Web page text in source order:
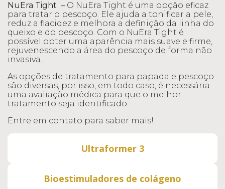
NuEra Tight – O NuEra Tight é uma opção eficaz
para tratar o pescoço. Ele ajuda a tonificar a pele,
reduz a flacidez e melhora a definição da linha do
queixo e do pescoço. Com o NuEra Tight é
possível obter uma aparência mais suave e firme,
rejuvenescendo a área do pescoço de forma não
invasiva.
As opções de tratamento para papada e pescoço
são diversas, por isso, em todo caso, é necessária
uma avaliação médica para que o melhor
tratamento seja identificado.
Entre em contato para saber mais!
Ultraformer 3
Bioestimuladores de colágeno